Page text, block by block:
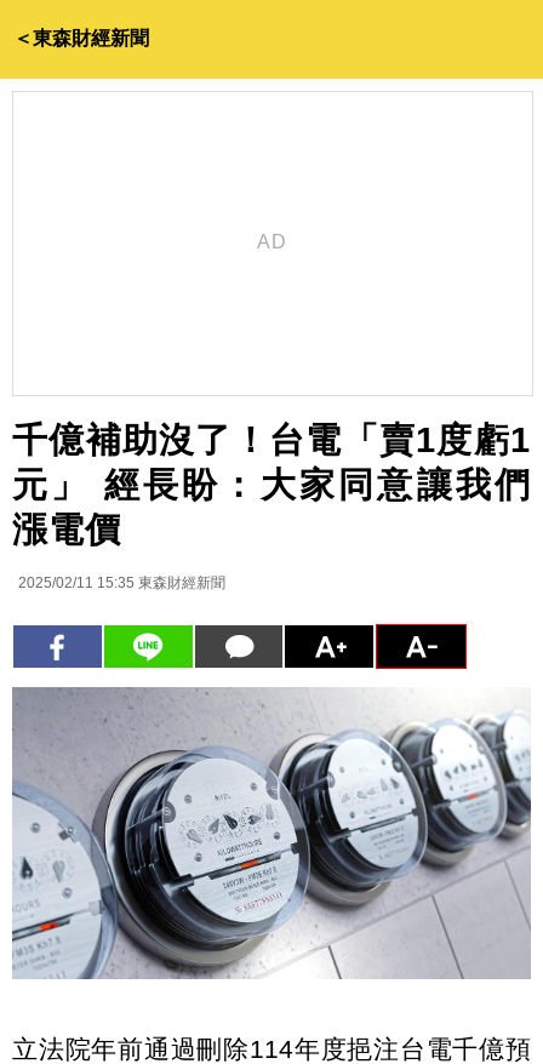
＜東森財經新聞
千億補助沒了！台電「賣1度虧1
元」 經長盼：大家同意讓我們
漲電價
2025/02/11 15:35 東森財經新聞
立法院年前通過刪除114年度挹注台電千億預